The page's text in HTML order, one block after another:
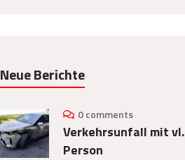
Neue Berichte
0 comments
Verkehrsunfall mit vl.
Person